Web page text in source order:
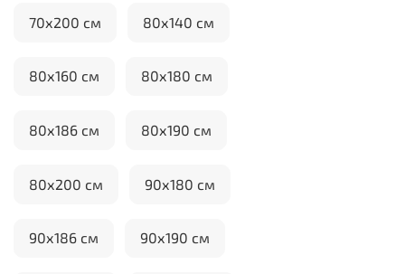
70х200 см 80х140 см
80х160 см 80х180 см
80х186 см 80х190 см
80х200 см 90х180 см
90х186 см 90х190 см